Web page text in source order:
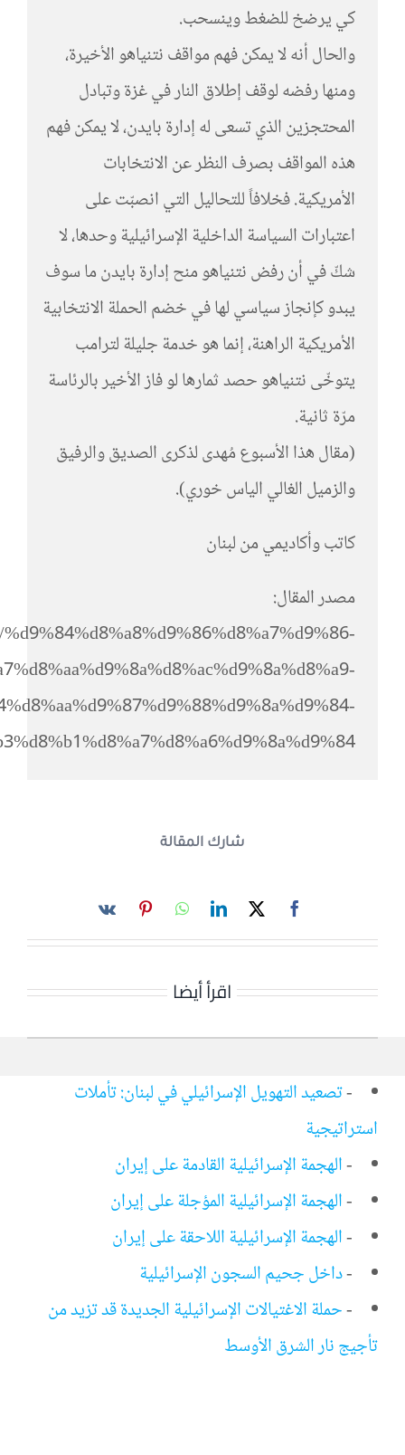
كي يرضخ للضغط وينسحب.
والحال أنه لا يمكن فهم مواقف نتنياهو الأخيرة،
ومنها رفضه لوقف إطلاق النار في غزة وتبادل
المحتجزين الذي تسعى له إدارة بايدن، لا يمكن فهم
هذه المواقف بصرف النظر عن الانتخابات
الأمريكية. فخلافاً للتحاليل التي انصبّت على
اعتبارات السياسة الداخلية الإسرائيلية وحدها، لا
شكّ في أن رفض نتنياهو منح إدارة بايدن ما سوف
يبدو كإنجاز سياسي لها في خضم الحملة الانتخابية
الأمريكية الراهنة، إنما هو خدمة جليلة لترامب
يتوخّى نتنياهو حصد ثمارها لو فاز الأخير بالرئاسة
مرّة ثانية.
(مقال هذا الأسبوع مُهدى لذكرى الصديق والرفيق
والزميل الغالي الياس خوري).
كاتب وأكاديمي من لبنان
مصدر المقال:
شارك المقالة
اقرأ أيضا
-تصعيد التهويل الإسرائيلي في لبنان: تأملات
استراتيجية
-الهجمة الإسرائيلية القادمة على إيران
-الهجمة الإسرائيلية المؤجلة على إيران
-الهجمة الإسرائيلية اللاحقة على إيران
-داخل جحيم السجون الإسرائيلية
-حملة الاغتيالات الإسرائيلية الجديدة قد تزيد من
تأجيج نار الشرق الأوسط